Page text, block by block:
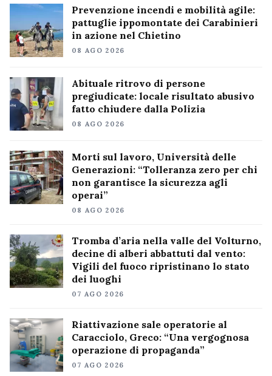
Prevenzione incendi e mobilità agile:
pattuglie ippomontate dei Carabinieri
in azione nel Chietino
08 AGO 2026
Abituale ritrovo di persone
pregiudicate: locale risultato abusivo
fatto chiudere dalla Polizia
08 AGO 2026
Morti sul lavoro, Università delle
Generazioni: “Tolleranza zero per chi
non garantisce la sicurezza agli
operai”
08 AGO 2026
Tromba d’aria nella valle del Volturno,
decine di alberi abbattuti dal vento:
Vigili del fuoco ripristinano lo stato
dei luoghi
07 AGO 2026
Riattivazione sale operatorie al
Caracciolo, Greco: “Una vergognosa
operazione di propaganda”
07 AGO 2026